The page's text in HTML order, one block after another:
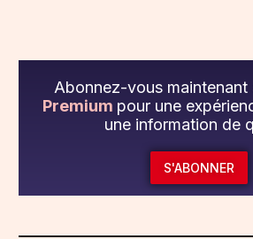
Abonnez-vous
Premium pour une
une information de
S'ABONNER